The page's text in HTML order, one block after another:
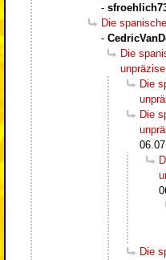
-
Die
-
Die
Die
Die
Die